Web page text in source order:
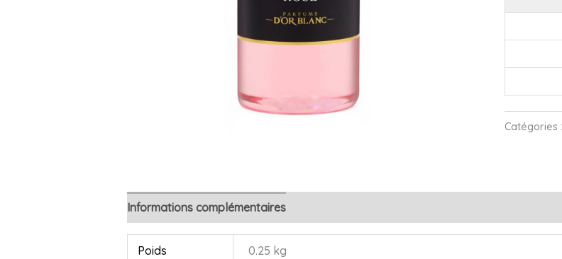
Catégories :
Informations complémentaires
Poids 0.25 kg